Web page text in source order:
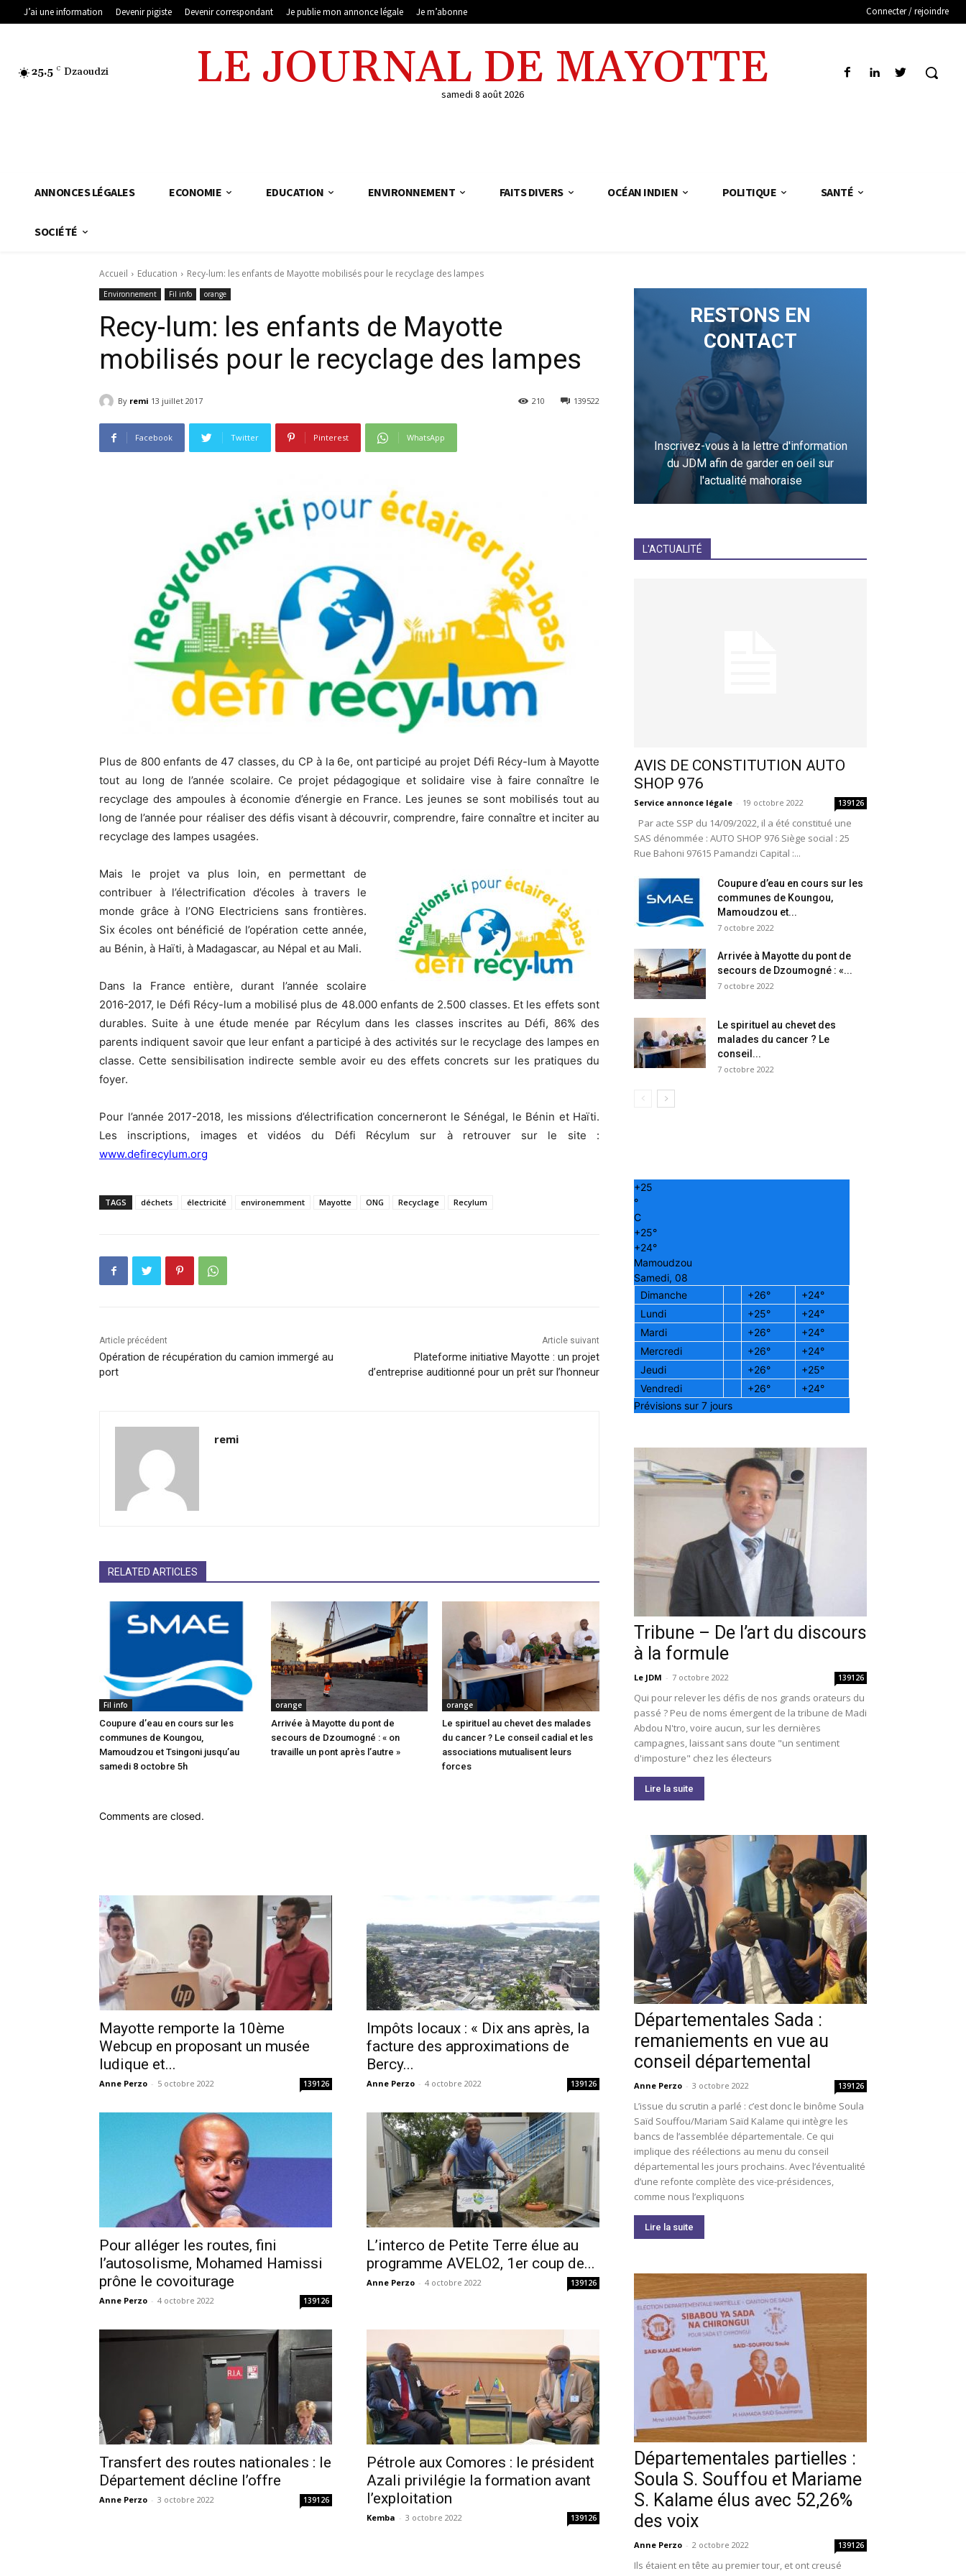
J’ai une information Devenir pigiste Devenir correspondant Je publie mon annonce légale Je m’abonne Connecter / rejoindre
25.5 C Dzaoudzi LE JOURNAL DE MAYOTTE
samedi 8 août 2026
ANNONCES LÉGALES ECONOMIE EDUCATION ENVIRONNEMENT FAITS DIVERS OCÉAN INDIEN POLITIQUE SANTÉ
SOCIÉTÉ
Accueil Education Recy-lum: les enfants de Mayotte mobilisés pour le recyclage des lampes
Environnement Fil info orange
Recy-lum: les enfants de Mayotte
mobilisés pour le recyclage des lampes
By remi 13 juillet 2017 139522
210
Facebook Twitter Pinterest WhatsApp
Plus de 800 enfants de 47 classes, du CP à la 6e, ont participé au projet Défi Récy-lum à Mayotte
tout au long de l’année scolaire. Ce projet pédagogique et solidaire vise à faire connaître le
recyclage des ampoules à économie d’énergie en France. Les jeunes se sont mobilisés tout au
long de l’année pour réaliser des défis visant à découvrir, comprendre, faire connaître et inciter au
recyclage des lampes usagées.
Mais le projet va plus loin, en permettant de
contribuer à l’électrification d’écoles à travers le
monde grâce à l’ONG Electriciens sans frontières.
Six écoles ont bénéficié de l’opération cette année,
au Bénin, à Haïti, à Madagascar, au Népal et au Mali.
Dans la France entière, durant l’année scolaire
2016-2017, le Défi Récy-lum a mobilisé plus de 48.000 enfants de 2.500 classes. Et les effets sont
durables. Suite à une étude menée par Récylum dans les classes inscrites au Défi, 86% des
parents indiquent savoir que leur enfant a participé à des activités sur le recyclage des lampes en
classe. Cette sensibilisation indirecte semble avoir eu des effets concrets sur les pratiques du
foyer.
Pour l’année 2017-2018, les missions d’électrification concerneront le Sénégal, le Bénin et Haïti.
Les inscriptions, images et vidéos du Défi Récylum sur à retrouver sur le site :
www.defirecylum.org
TAGS déchets électricité environemment Mayotte ONG Recyclage Recylum
Article précédent
Opération de récupération du camion immergé au
port
Article suivant
Plateforme initiative Mayotte : un projet
d’entreprise auditionné pour un prêt sur l’honneur
remi
RELATED ARTICLES
Fil info
Coupure d’eau en cours sur les
communes de Koungou,
Mamoudzou et Tsingoni jusqu’au
samedi 8 octobre 5h
orange
Arrivée à Mayotte du pont de
secours de Dzoumogné : « on
travaille un pont après l’autre »
orange
Le spirituel au chevet des malades
du cancer ? Le conseil cadial et les
associations mutualisent leurs
forces
Comments are closed.
Mayotte remporte la 10ème
Webcup en proposant un musée
ludique et...
Anne Perzo - 5 octobre 2022 139126
Impôts locaux : « Dix ans après, la
facture des approximations de
Bercy...
Anne Perzo - 4 octobre 2022 139126
Pour alléger les routes, fini
l’autosolisme, Mohamed Hamissi
prône le covoiturage
Anne Perzo - 4 octobre 2022 139126
L’interco de Petite Terre élue au
programme AVELO2, 1er coup de...
Anne Perzo - 4 octobre 2022 139126
Transfert des routes nationales : le
Département décline l’offre
Anne Perzo - 3 octobre 2022 139126
Pétrole aux Comores : le président
Azali privilégie la formation avant
l’exploitation
Kemba - 3 octobre 2022 139126
RESTONS EN
CONTACT
Inscrivez-vous à la lettre d'information
du JDM afin de garder en oeil sur
l'actualité mahoraise
L'ACTUALITÉ
AVIS DE CONSTITUTION AUTO
SHOP 976
Service annonce légale - 19 octobre 2022 139126
Par acte SSP du 14/09/2022, il a été constitué une
SAS dénommée : AUTO SHOP 976 Siège social : 25
Rue Bahoni 97615 Pamandzi Capital :...
Coupure d’eau en cours sur les
communes de Koungou,
Mamoudzou et...
7 octobre 2022
Arrivée à Mayotte du pont de
secours de Dzoumogné : «...
7 octobre 2022
Le spirituel au chevet des
malades du cancer ? Le
conseil...
7 octobre 2022
+25
°
C
+25°
+24°
Mamoudzou
Samedi, 08
Dimanche
+26° +24°
Lundi
+25° +24°
Mardi
+26° +24°
Mercredi
+26° +24°
Jeudi
+26° +25°
Vendredi
+26° +24°
Prévisions sur 7 jours
Tribune – De l’art du discours
à la formule
Le JDM - 7 octobre 2022 139126
Qui pour relever les défis de nos grands orateurs du
passé ? Peu de noms émergent de la tribune de Madi
Abdou N'tro, voire aucun, sur les dernières
campagnes, laissant sans doute "un sentiment
d'imposture" chez les électeurs
Lire la suite
Départementales Sada :
remaniements en vue au
conseil départemental
Anne Perzo - 3 octobre 2022 139126
L’issue du scrutin a parlé : c’est donc le binôme Soula
Saïd Souffou/Mariam Saïd Kalame qui intègre les
bancs de l’assemblée départementale. Ce qui
implique des réélections au menu du conseil
départemental les jours prochains. Avec l’éventualité
d’une refonte complète des vice-présidences,
comme nous l’expliquons
Lire la suite
Départementales partielles :
Soula S. Souffou et Mariame
S. Kalame élus avec 52,26%
des voix
Anne Perzo - 2 octobre 2022 139126
Ils étaient en tête au premier tour, et ont creusé